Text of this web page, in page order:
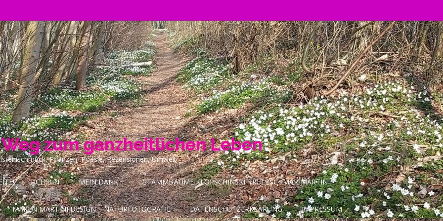
zum ganzheitlichen Leben
Pflanzen, Poesie, Rezensionen, Umwelt
ICH BIN MEIN DANK… STAMMBÄUME KLOPSCHINSKI-KRETZSCHMAR-MARTINI
MAREN MARTINI DESIGN – NATURFOTOGRAFIE DATENSCHUTZERKLÄRUNG IMPRESSUM